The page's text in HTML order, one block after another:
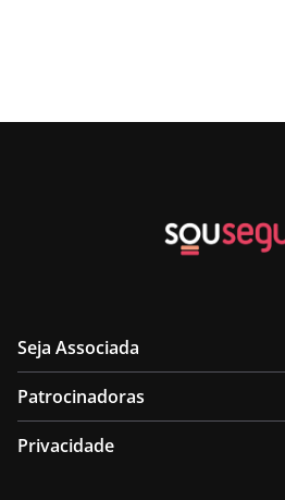
Seja Associada
Patrocinadoras
Privacidade